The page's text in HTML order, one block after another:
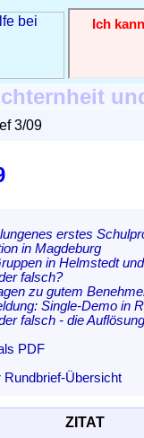
3/09
erstes
in Magdeburg
in Helmstedt
falsch?
zu gutem
Single-Demo in
falsch - die Auflösung
PDF
Rundbrief-Übersicht
ZITAT